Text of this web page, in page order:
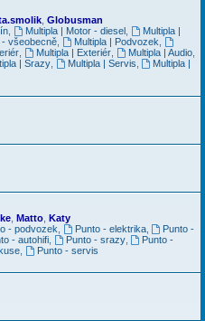
, Globusman
, Multipla | Motor - diesel ,
Multipla |
- všeobecně, Multipla | Podvozek,
, Multipla | Exteriér, Multipla | Audio,
| Srazy, Multipla | Servis,
Multipla |
, Matto, Katy
- podvozek, Punto - elektrika,
Punto -
- autohifi, Punto - srazy,
Punto -
,
Punto - servis